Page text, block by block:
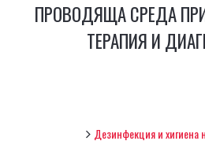
ПРОВОДЯЩА СРЕДА
ТЕРАПИЯ И
Дезинфекция и хигиена